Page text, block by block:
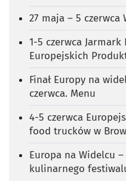
27 maja – 5 czerwca
1-5 czerwca
Europejskich
Finał Europy na
czerwca. Menu
4-5 czerwca
food trucków w
Europa na Widelcu
kulinarnego